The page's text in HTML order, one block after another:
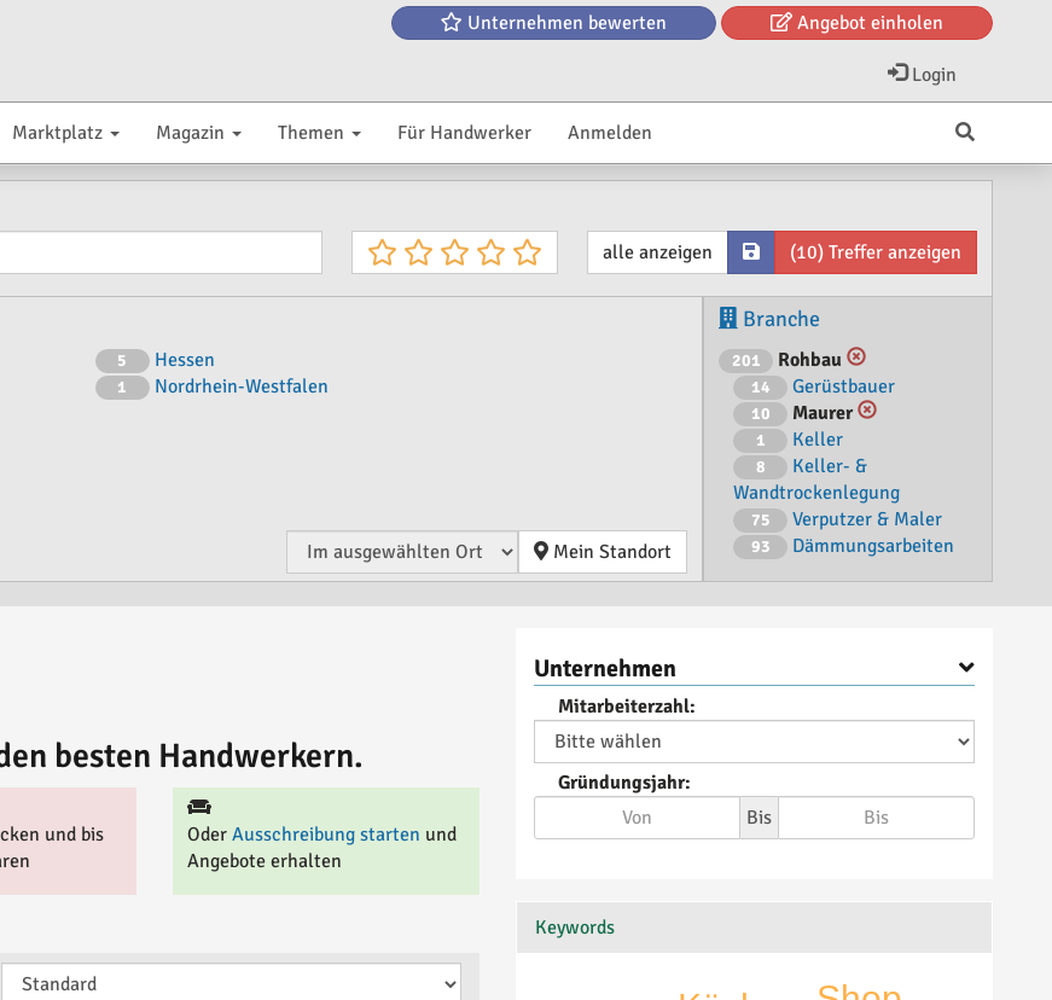
Unternehmen bewerten Angebot einholen
Login
Marktplatz Magazin Themen Für Handwerker Anmelden
alle anzeigen (10) Treffer anzeigen
5 Hessen
1 Nordrhein-Westfalen
Mein Standort
Branche
201 Rohbau
14 Gerüstbauer
10 Maurer
1 Keller
8
Wandtrockenlegung
75 Verputzer & Maler
93 Dämmungsarbeiten
besten Handwerkern.
und bis
Oder Ausschreibung starten und
Angebote erhalten
Unternehmen
Mitarbeiterzahl:
Gründungsjahr:
Bis
Keywords